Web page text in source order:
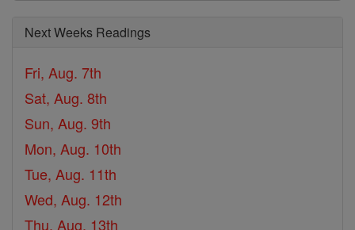
Next Weeks Readings
Fri, Aug. 7th
Sat, Aug. 8th
Sun, Aug. 9th
Mon, Aug. 10th
Tue, Aug. 11th
Wed, Aug. 12th
Thu, Aug. 13th